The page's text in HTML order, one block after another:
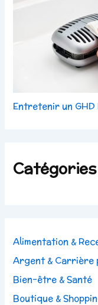
Entretenir un
Catégories
Alimentation &
Argent & Carrière
Bien-être & Santé
Boutique &